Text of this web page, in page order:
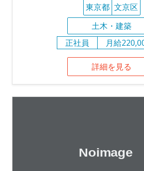
東京都 文京区
土木・建築
正社員
月給
詳細を見る